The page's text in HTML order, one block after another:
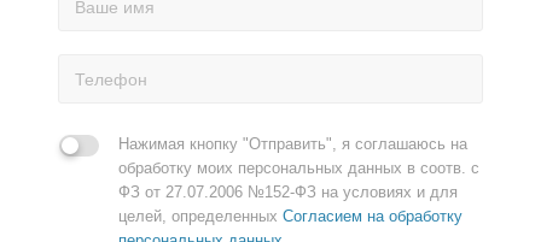
Нажимая кнопку "Отправить", я соглашаюсь на
обработку моих персональных данных в соотв. с
ФЗ от 27.07.2006 №152-ФЗ на условиях и для
целей, определенных Согласием на обработку